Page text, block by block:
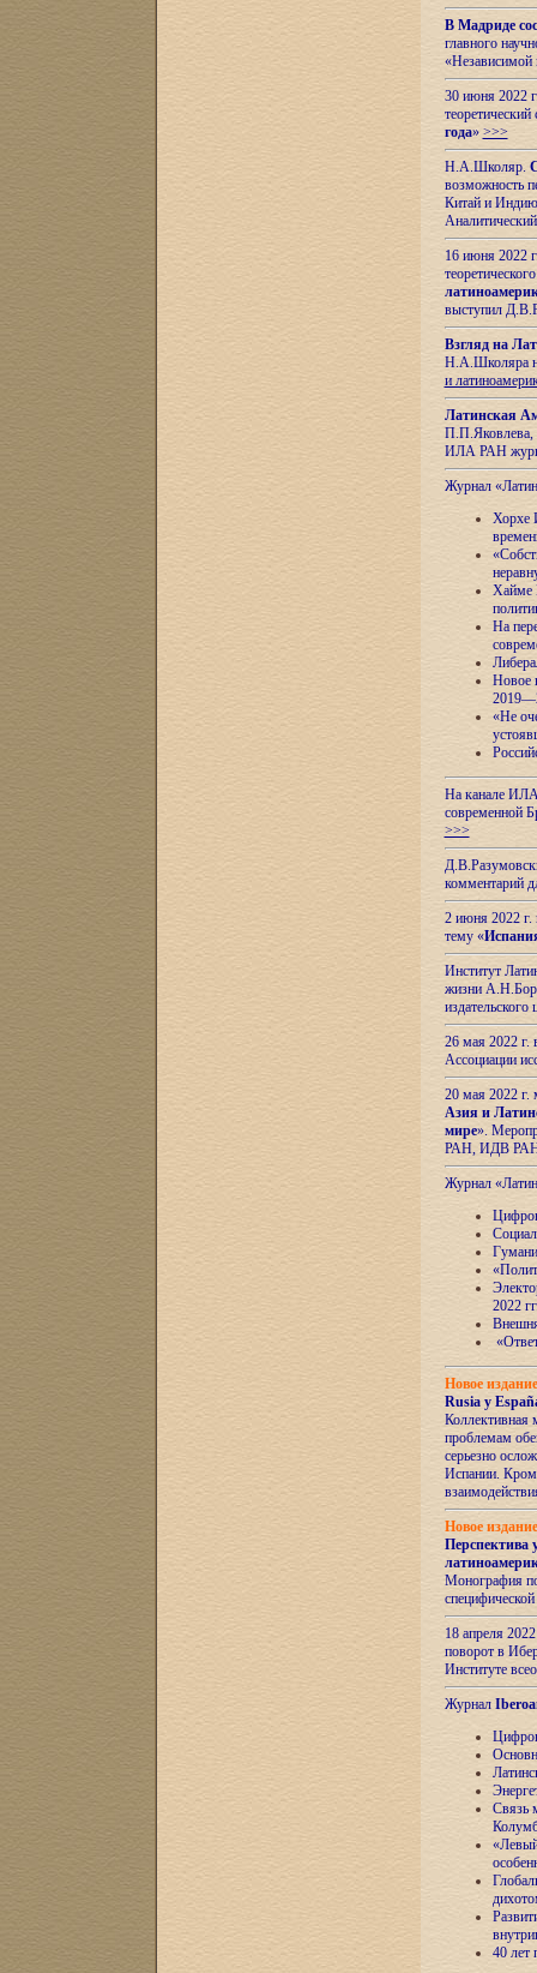
В Мадриде
главного
«Независимой
30 июня 2022
года» >>>
Н.А.Школяр.
возможность
Китай и
16 июня 2022
выступил
Взгляд на
Н.А.Школяра
и
Латинская
П.П.Яковлева,
ИЛА РАН
Журнал
Хорхе
Хайме
На
Новое
«Не
На канале ИЛА
современной
>>>
комментарий
2 июня 2022 г.
тему «
Институт
жизни
26 мая 2022
Ассоциации
20 мая 2022
Азия и
мире».
РАН, ИДВ
Журнал
2022
Новое
Rusia y
Коллективная
проблемам
серьезно
Испании.
Новое
Перспектива
Монография
18 апреля
поворот в
Институте
Журнал
Связь
40 лет